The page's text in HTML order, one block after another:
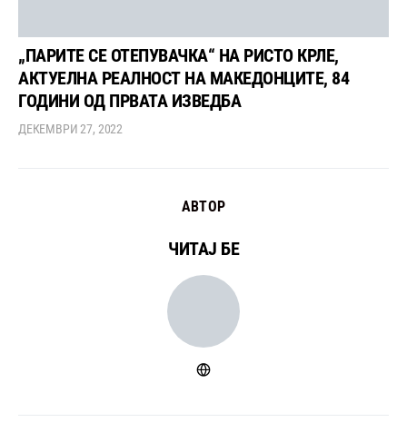
„ПАРИТЕ СЕ ОТЕПУВАЧКА“ НА РИСТО КРЛЕ,
АКТУЕЛНА РЕАЛНОСТ НА МАКЕДОНЦИТЕ, 84
ГОДИНИ ОД ПРВАТА ИЗВЕДБА
ДЕКЕМВРИ 27, 2022
АВТОР
ЧИТАЈ БЕ